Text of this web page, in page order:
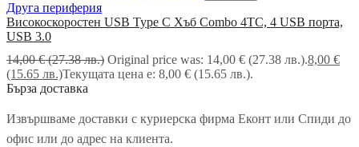
Друга периферия
Високоскоростен USB Type C Хъб Combo 4TC, 4 USB порта,
USB 3.0
14,00€ (27.38 лв.) Original price was: 14,00 € (27.38 лв.).8,00 €
(15.65 лв.)Текущата цена е: 8,00 € (15.65 лв.).
Бърза доставка
Извършваме доставки с куриерска фирма Еконт или Спиди до
офис или до адрес на клиента.